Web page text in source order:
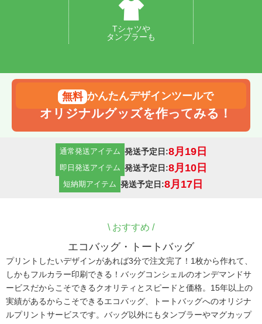
Tシャツや
タンブラーも
かんたんデザインツールで
オリジナルグッズを作ってみる！
通常発送アイテム 発送予定日:8月19日
即日発送アイテム 発送予定日:8月10日
短納期アイテム 発送予定日:8月17日
\おすすめ /
エコバッグ・トートバッグ
プリントしたいデザインがあれば3分で注文完了！1枚から作れて、
しかもフルカラー印刷できる！バッグコンシェルのオンデマンドサ
ービスだからこそできるクオリティとスピードと価格。15年以上の
実績があるからこそできるエコバッグ、トートバッグへのオリジナ
ルプリントサービスです。バッグ以外にもタンブラーやマグカップ